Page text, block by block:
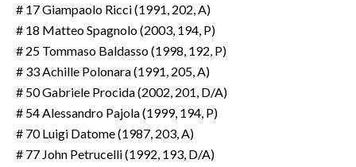
# 17 Giampaolo Ricci (1991, 202, A)
# 18 Matteo Spagnolo (2003, 194, P)
# 25 Tommaso Baldasso (1998, 192, P)
# 33 Achille Polonara (1991, 205, A)
# 50 Gabriele Procida (2002, 201, D/A)
# 54 Alessandro Pajola (1999, 194, P)
# 70 Luigi Datome (1987, 203, A)
# 77 John Petrucelli (1992, 193, D/A)